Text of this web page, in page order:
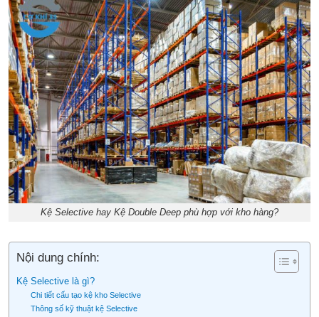
Kệ Selective hay Kệ Double Deep phù hợp với kho hàng?
Nội dung chính:
Kệ Selective là gì?
Chi tiết cấu tạo kệ kho Selective
Thông số kỹ thuật kệ Selective